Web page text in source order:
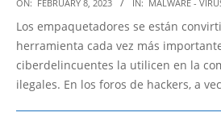
02-
08
ON: FEBRUARY 8, 2023 IN: MALWARE -
Los empaquetadores se están
herramienta cada vez más
ciberdelincuentes la utilicen en la
ilegales. En los foros de hackers, a